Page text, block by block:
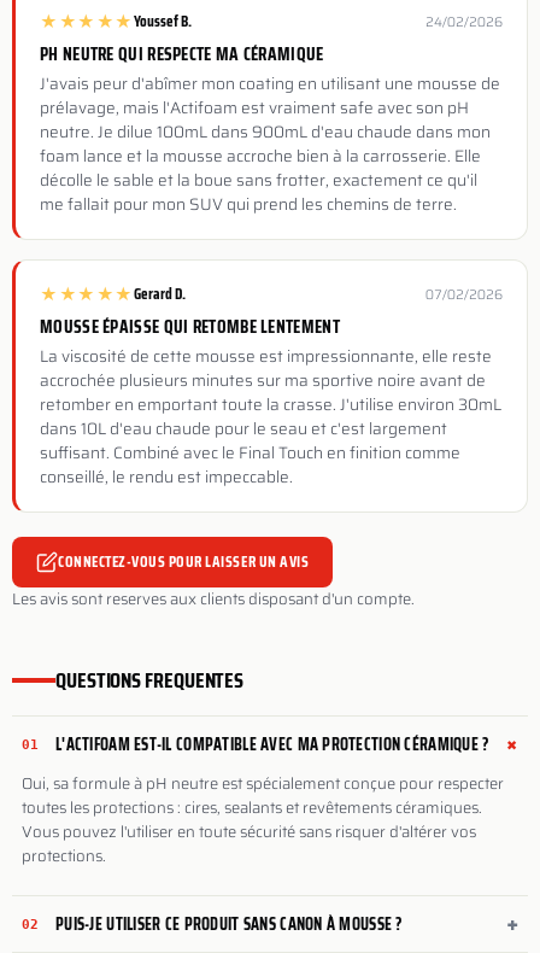
★★★★★Youssef B. 24/02/2026
PH NEUTRE QUI RESPECTE MA CÉRAMIQUE
J'avais peur d'abîmer mon coating en utilisant une mousse de
prélavage, mais l'Actifoam est vraiment safe avec son pH
neutre. Je dilue 100mL dans 900mL d'eau chaude dans mon
foam lance et la mousse accroche bien à la carrosserie. Elle
décolle le sable et la boue sans frotter, exactement ce qu'il
me fallait pour mon SUV qui prend les chemins de terre.
★★★★★Gerard D. 07/02/2026
MOUSSE ÉPAISSE QUI RETOMBE LENTEMENT
La viscosité de cette mousse est impressionnante, elle reste
accrochée plusieurs minutes sur ma sportive noire avant de
retomber en emportant toute la crasse. J'utilise environ 30mL
dans 10L d'eau chaude pour le seau et c'est largement
suffisant. Combiné avec le Final Touch en finition comme
conseillé, le rendu est impeccable.
CONNECTEZ-VOUS POUR LAISSER UN AVIS
Les avis sont reserves aux clients disposant d'un compte.
QUESTIONS FREQUENTES
01 L'ACTIFOAM EST-IL COMPATIBLE AVEC MA PROTECTION CÉRAMIQUE ? +
Oui, sa formule à pH neutre est spécialement conçue pour respecter
toutes les protections : cires, sealants et revêtements céramiques.
Vous pouvez l'utiliser en toute sécurité sans risquer d'altérer vos
protections.
02 PUIS-JE UTILISER CE PRODUIT SANS CANON À MOUSSE ? +